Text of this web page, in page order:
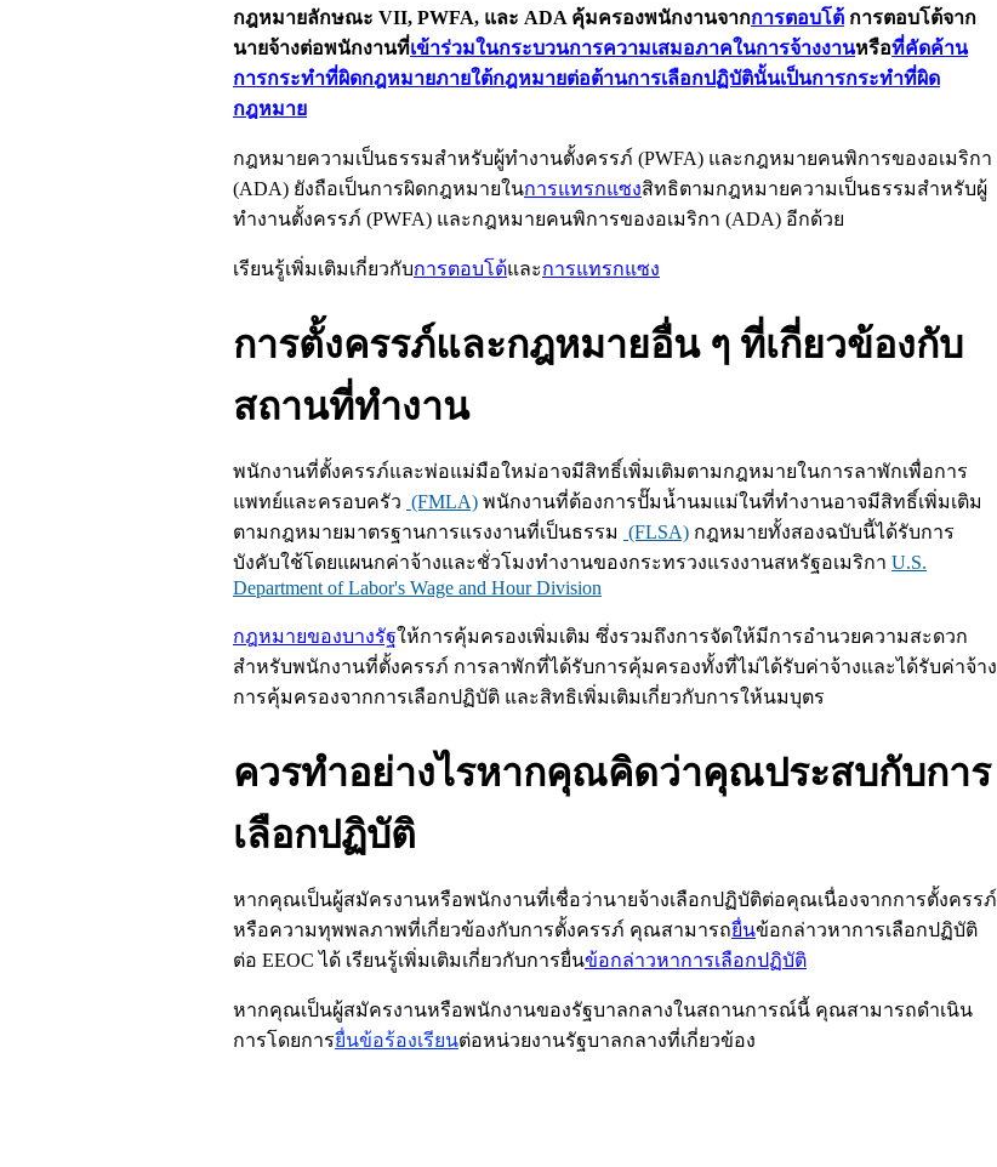
กฎหมายลักษณะ VII, PWFA, และ ADA คุ้มครองพนักงานจากการตอบโต้ การตอบโต้จาก
นายจ้างต่อพนักงานที่เข้าร่วมในกระบวนการความเสมอภาคในการจ้างงานหรือที่คัดค้าน
การกระทำที่ผิดกฎหมายภายใต้กฎหมายต่อต้านการเลือกปฏิบัตินั้นเป็นการกระทำที่ผิด
กฎหมาย
กฎหมายความเป็นธรรมสำหรับผู้ทำงานตั้งครรภ์ (PWFA) และกฎหมายคนพิการของอเมริกา
(ADA) ยังถือเป็นการผิดกฎหมายในการแทรกแซงสิทธิตามกฎหมายความเป็นธรรมสำหรับผู้
ทำงานตั้งครรภ์ (PWFA) และกฎหมายคนพิการของอเมริกา (ADA) อีกด้วย
เรียนรู้เพิ่มเติมเกี่ยวกับการตอบโต้และการแทรกแซง
การตั้งครรภ์และกฎหมายอื่น ๆ ที่เกี่ยวข้องกับ
สถานที่ทำงาน
พนักงานที่ตั้งครรภ์และพ่อแม่มือใหม่อาจมีสิทธิ์เพิ่มเติมตามกฎหมายในการลาพักเพื่อการ
แพทย์และครอบครัว (FMLA) พนักงานที่ต้องการปั๊มน้ำนมแม่ในที่ทำงานอาจมีสิทธิ์เพิ่มเติม
ตามกฎหมายมาตรฐานการแรงงานที่เป็นธรรม (FLSA) กฎหมายทั้งสองฉบับนี้ได้รับการ
บังคับใช้โดยแผนกค่าจ้างและชั่วโมงทำงานของกระทรวงแรงงานสหรัฐอเมริกา U.S.
Department of Labor's Wage and Hour Division
กฎหมายของบางรัฐให้การคุ้มครองเพิ่มเติม ซึ่งรวมถึงการจัดให้มีการอำนวยความสะดวก
สำหรับพนักงานที่ตั้งครรภ์ การลาพักที่ได้รับการคุ้มครองทั้งที่ไม่ได้รับค่าจ้างและได้รับค่าจ้าง
การคุ้มครองจากการเลือกปฏิบัติ และสิทธิเพิ่มเติมเกี่ยวกับการให้นมบุตร
ควรทำอย่างไรหากคุณคิดว่าคุณประสบกับการ
เลือกปฏิบัติ
หากคุณเป็นผู้สมัครงานหรือพนักงานที่เชื่อว่านายจ้างเลือกปฏิบัติต่อคุณเนื่องจากการตั้งครรภ์
หรือความทุพพลภาพที่เกี่ยวข้องกับการตั้งครรภ์ คุณสามารถยื่นข้อกล่าวหาการเลือกปฏิบัติ
ต่อ EEOC ได้ เรียนรู้เพิ่มเติมเกี่ยวกับการยื่นข้อกล่าวหาการเลือกปฏิบัติ
หากคุณเป็นผู้สมัครงานหรือพนักงานของรัฐบาลกลางในสถานการณ์นี้ คุณสามารถดำเนิน
การโดยการยื่นข้อร้องเรียนต่อหน่วยงานรัฐบาลกลางที่เกี่ยวข้อง